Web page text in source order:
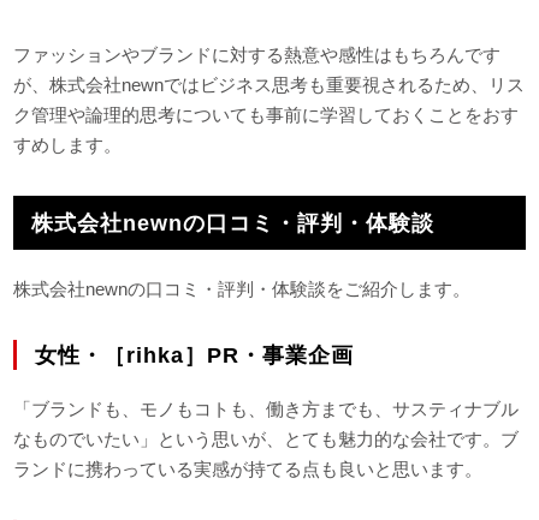
ファッションやブランドに対する熱意や感性はもちろんです
が、株式会社newnではビジネス思考も重要視されるため、リス
ク管理や論理的思考についても事前に学習しておくことをおす
すめします。
株式会社newnの口コミ・評判・体験談
株式会社newnの口コミ・評判・体験談をご紹介します。
女性・［rihka］PR・事業企画
「ブランドも、モノもコトも、働き方までも、サスティナブル
なものでいたい」という思いが、とても魅力的な会社です。ブ
ランドに携わっている実感が持てる点も良いと思います。